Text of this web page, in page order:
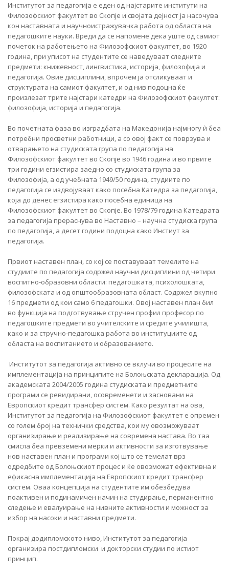
Институтот за педагогија е еден од најстарите институти на
Филозофскиот факултет во Скопје и својата дејност ја насочува
кон наставната и научноистражувачка работа од областа на
педагошките науки. Вреди да се напомене дека уште од самиот
почеток на работењето на Филозофскиот факултет, во 1920
година, при уписот на студентите се наведуваат следните
предмети: книжевност, лингвистика, историја, филозофија и
педагогија. Овие дисциплини, впрочем ја отсликуваат и
структурата на самиот факултет, и од нив подоцна ќе
произлезат трите најстари катедри на Филозофскиот факултет:
филозофија, историја и педагогија.
Во почетната фаза во изградбата на Македонија најмногу ѝ беа
потребни просветни работници, а со овој факт се поврзува и
отварањето на студиската група по педагогија на
Филозофскиот факултет во Скопје во 1946 година и во првите
три години егзистира заедно со студиската група за
Филозофија, а од учебната 1949/50 година, студиите по
педагогија се издвојуваат како посебна Катедра за педагогија,
која до денес егзистира како посебна единица на
Филозофскиот факултет во Скопје. Во 1978/79 година Катедрата
за педагогија прераснува во Наставно – научна студиска група
по педагогија, а десет години подоцна како Инстиут за
педагогија.
Првиот наставен план, со кој ce поставуваат темелите на
студиите по педагогија содржел научни дисциплини од четири
воспитно-образовни области: педагошката, психолошката,
филозофската и од општообразовната област. Содржел вкупно
16 предмети од кои само 6 педагошки. Овој наставен план бил
во функција на подготвување стручен профил професор по
педагошките предмети во учителските и средите училишта,
како и за стручно-педагошка работа во институциите од
областа на воспитанието и образованието.
Институтот за педагогија активно се вклучи во процесите на
имплементација на принципите на Болоњската декларација. Од
академската 2004/2005 година студиската и предметните
програми се ревидирани, осовременети и засновани на
Европскиот кредит трансфер систем. Како резултат на ова,
Институтот за педагогија на Филозофскиот факултет е опремен
со голем број на технички средства, кои му овозможуваат
организирање и реализирање на современа настава. Во таа
смисла беа превземени мерки и активности за изготвување
нов наставен план и програми кој што се темелат врз
одредбите од Болоњскиот процес и ќе овозможат ефективна и
ефикасна имплементација на Европскиот кредит трансфер
систем. Оваа концепција на студентите им обезбедува
поактивен и подинамичен начин на студирање, перманентно
следење и евалуирање на нивните активности и можност за
избор на насоки и наставни предмети.
Покрај додипломското ниво, Институтот за педагогија
организира постдипломски и докторски студии по истиот
принцип.